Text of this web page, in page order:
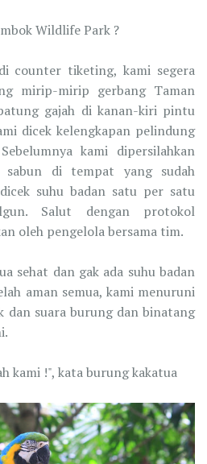
Wildlife Park ?
counter tiketing, kami segera
mirip-mirip gerbang Taman
gajah di kanan-kiri pintu
dicek kelengkapan pelindung
kami dipersilahkan
sabun di tempat yang sudah
suhu badan satu per satu
Salut dengan protokol
oleh pengelola bersama tim.
sehat dan gak ada suhu badan
aman semua, kami menuruni
dan suara burung dan binatang
kami !", kata burung kakatua